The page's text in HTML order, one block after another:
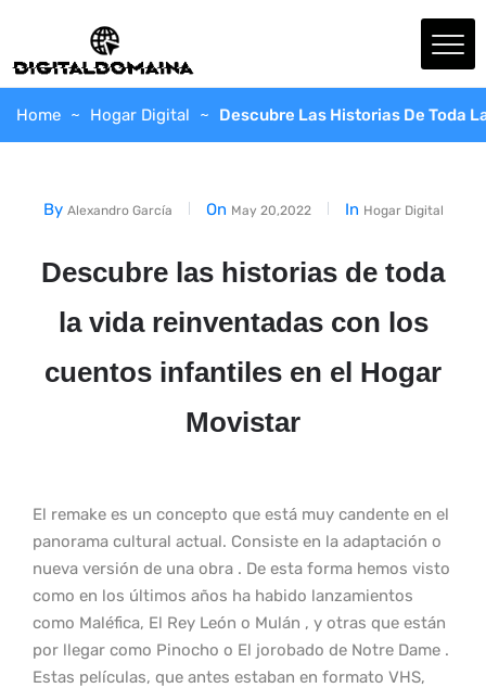
Home Hogar Digital Descubre Las Historias De Toda
By Alexandro García On May 20,2022 In Hogar Digital
Descubre las historias de toda
la vida reinventadas con los
cuentos infantiles en el Hogar
Movistar
El remake es un concepto que está muy candente en el
panorama cultural actual. Consiste en la adaptación o
nueva versión de una obra . De esta forma hemos visto
como en los últimos años ha habido lanzamientos
como Maléfica, El Rey León o Mulán , y otras que están
por llegar como Pinocho o El jorobado de Notre Dame .
Estas películas, que antes estaban en formato VHS,